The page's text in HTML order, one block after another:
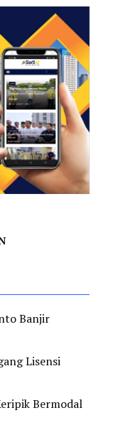
Banjir
Lisensi
Bermodal